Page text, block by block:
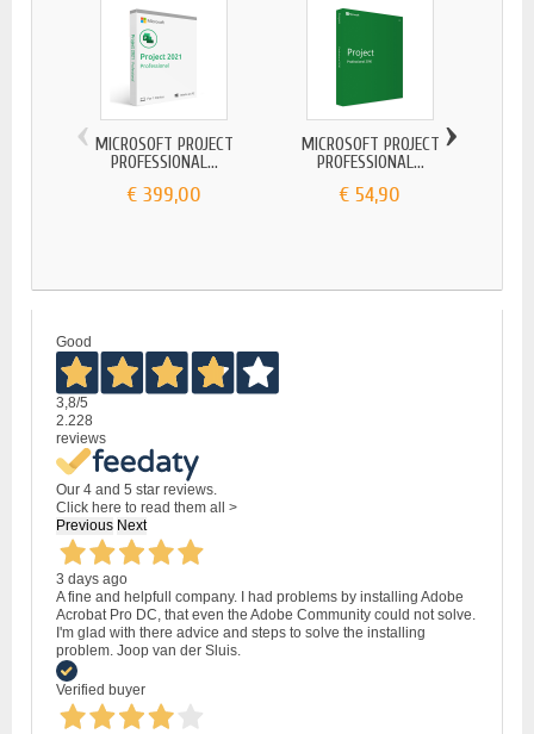
MICROSOFT PROJECT
PROFESSIONAL...
€ 399,00
MICROSOFT PROJECT
PROFESSIONAL...
€ 54,90
‹ ›
Good
3,8/5
2.228
reviews
Our 4 and 5 star reviews.
Click here to read them all >
Previous Next
3 days ago
A fine and helpfull company. I had problems by installing Adobe
Acrobat Pro DC, that even the Adobe Community could not solve.
I'm glad with there advice and steps to solve the installing
problem. Joop van der Sluis.
Verified buyer